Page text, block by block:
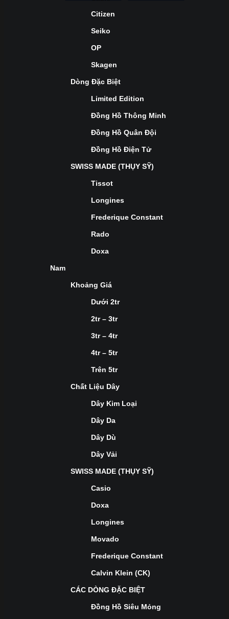
Citizen
Seiko
OP
Skagen
Dòng Đặc Biệt
Limited Edition
Đồng Hồ Thông Minh
Đồng Hồ Quân Đội
Đồng Hồ Điện Tử
SWISS MADE (THỤY SỸ)
Tissot
Longines
Frederique Constant
Rado
Doxa
Nam
Khoảng Giá
Dưới 2tr
2tr – 3tr
3tr – 4tr
4tr – 5tr
Trên 5tr
Chất Liệu Dây
Dây Kim Loại
Dây Da
Dây Dù
Dây Vải
SWISS MADE (THỤY SỸ)
Casio
Doxa
Longines
Movado
Frederique Constant
Calvin Klein (CK)
CÁC DÒNG ĐẶC BIỆT
Đồng Hồ Siêu Mỏng